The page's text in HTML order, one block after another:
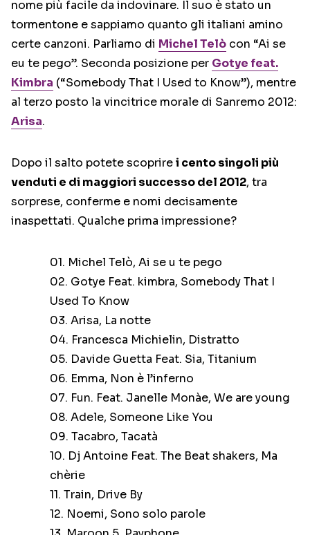
nome più facile da indovinare. Il suo è stato un
tormentone e sappiamo quanto gli italiani amino
certe canzoni. Parliamo di Michel Telò con “Ai se
eu te pego”. Seconda posizione per Gotye feat.
Kimbra (“Somebody That I Used to Know”), mentre
al terzo posto la vincitrice morale di Sanremo 2012:
Arisa.
Dopo il salto potete scoprirei cento singoli più
venduti e di maggiori successo del 2012, tra
sorprese, conferme e nomi decisamente
inaspettati. Qualche prima impressione?
01. Michel Telò, Ai se u te pego
02. Gotye Feat. kimbra, Somebody That I
Used To Know
03. Arisa, La notte
04. Francesca Michielin, Distratto
05. Davide Guetta Feat. Sia, Titanium
06. Emma, Non è l’inferno
07. Fun. Feat. Janelle Monàe, We are young
08. Adele, Someone Like You
09. Tacabro, Tacatà
10. Dj Antoine Feat. The Beat shakers, Ma
chèrie
11. Train, Drive By
12. Noemi, Sono solo parole